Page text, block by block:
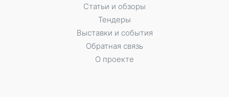
Статьи и обзоры
Тендеры
Выставки и события
Обратная связь
О проекте